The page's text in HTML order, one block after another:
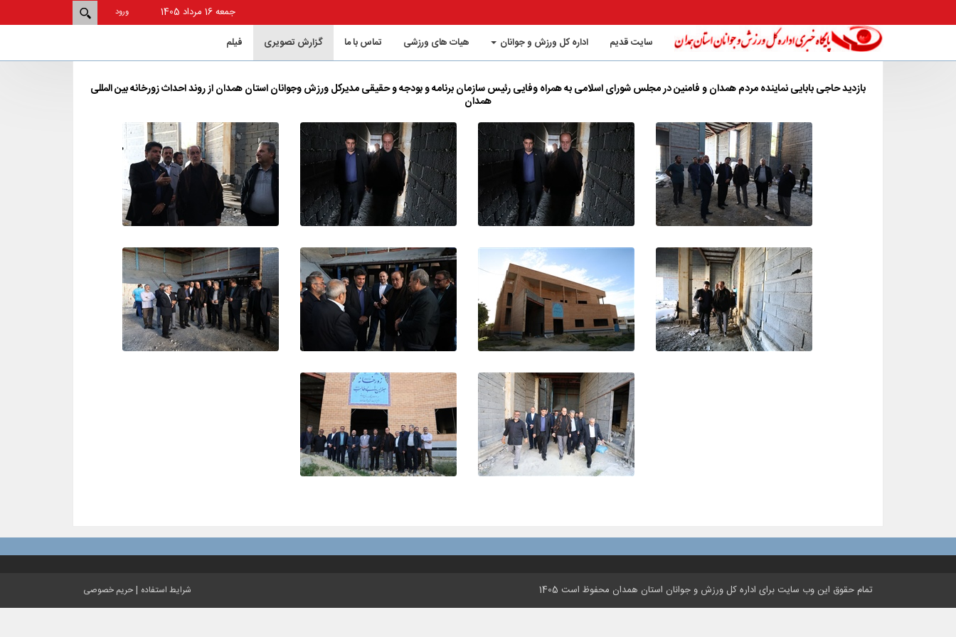
ورود
جمعه 16 مرداد 1405
سایت قدیم
اداره کل ورزش و جوانان هیات های ورزشی تماس با ما گزارش تصویری فيلم
بازدید حاجی بابایی نماینده مردم همدان و فامنین در مجلس شورای اسلامی به همراه وفایی رئیس سازمان برنامه و بودجه و حقیقی مدیرکل ورزش وجوانان استان همدان از روند احداث زورخانه بین المللی
همدان
تمام حقوق این وب سایت برای اداره کل ورزش و جوانان استان همدان محفوظ است 1405 شرایط استفاده | حریم خصوصی